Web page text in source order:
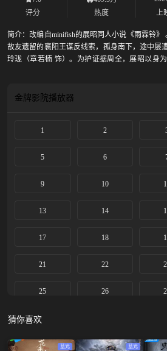
评分 热度
上
简介：改编自minifish的展昭同人小说《雨霖铃》
故友遗留的襄阳王谋反线索，孤身南下，途中屡
玲珑（章若楠 饰）。为护证据周全，展昭以身为
野和江湖的阴谋布局，还江湖正气与百姓安宁。
金牌影院播放器
1 2
5 6
9 10
13 14
17 18
21 22
25 26
29
33 34
猜你喜欢
蓝光 蓝光